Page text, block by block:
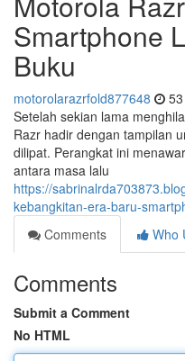
Smartphone
Buku
motorolarazrfold877648
Setelah sekian lama
Razr hadir dengan tampilan
dilipat. Perangkat ini
antara masa lalu
https://
kebangkitan-era-baru-
Comments
Who
Comments
Submit a Comment
No HTML